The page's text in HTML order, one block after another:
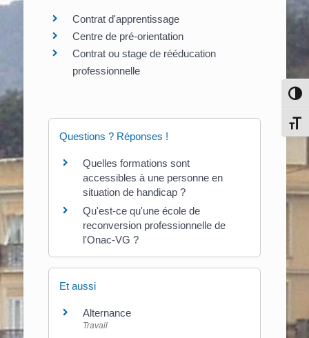
Contrat d'apprentissage
Centre de pré-orientation
Contrat ou stage de rééducation
professionnelle
Questions ? Réponses !
Quelles formations sont
accessibles à une personne en
situation de handicap ?
Qu'est-ce qu'une école de
reconversion professionnelle de
l'Onac-VG ?
Et aussi
Alternance
Travail